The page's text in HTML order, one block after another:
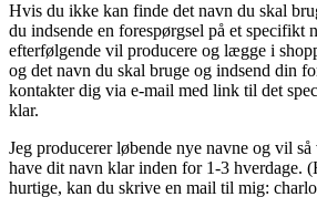
Hvis du ikke kan finde det navn du skal
du indsende en forespørgsel på et specifikt
efterfølgende vil producere og lægge i
og det navn du skal bruge og indsend din
kontakter dig via e-mail med link til det
klar.
Jeg producerer løbende nye navne og vil
have dit navn klar inden for 1-3 hverdage.
hurtige, kan du skrive en mail til mig: